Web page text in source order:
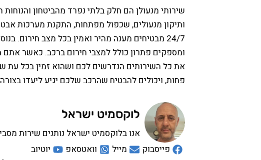
שירותי מנעולן הם חלק בלתי נפרד מהביטחון
ותיקון מנעולים, שכפול מפתחות, התקנת מערכות
24/7 מבטיחים מענה מהיר ואמין בכל מצב חירום.
ומספקים פתרון כולל למצבי חירום ברכב. כאשר אתם
את כל השירותים הנדרשים לכם ושהוא זמין בכל עת
פחות, ויכולים להבטיח שהרכב שלכם יגיע ליעדו
לוקסמיט ישראל
אנו בלוקסמיט ישראל נותנים שירות
פייסבוק
מייל וואטסאפ יוטיוב